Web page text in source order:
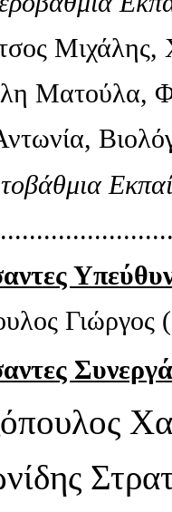
Μιχάλης,
Ματούλα,
Γιώργος